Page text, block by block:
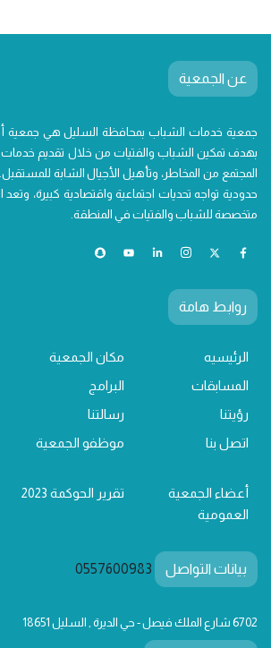
عن الجمعية
جمعية خدمات الشباب بمحافظة السليل هي جمعية
بهدف تمكين الشباب والفتيات من خلال تقديم
المجتمع من المخاطر، وتأهيل الأجيال الشابة
حدودية تواجه تحديات اجتماعية واقتصادية كبيرة،
متخصصة للشباب والفتيات في المنطقة.
روابط هامة
الرئيسيه مكان الجمعية
المسابقات
البرامج
رؤيتنا
رسالتنا
اتصل بنا
موظفو الجمعية
أعضاء الجمعية
العمومية
تقرير الحوكمة 2023
بيانات التواصل 0557600983
6702 شارع الملك فيصل - حي الديرة , السليل 18651